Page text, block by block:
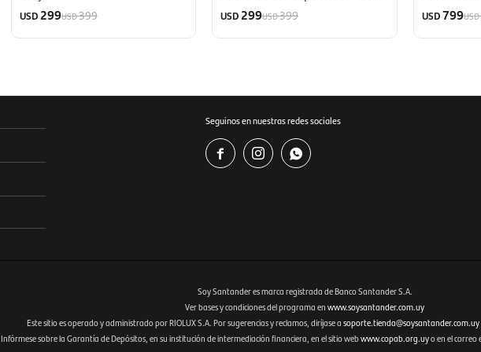
USD299USD399
Gris
USD299USD399
Negro
USD799USD
Seguinos en nuestras redes sociales
  
Soy Santander es marca registrada de Banco Santander S.A.
Ver bases y condiciones del programa en www.soysantander.com.uy
Este sitio es operado y administrado por RIOLUX S.A. Por sugerencias y reclamos, diríjase a soporte.tienda@soysantander.com.uy
Infórmese sobre la Garantía de Depósitos, en su institución de intermediación financiera, en el sitio webwww.copab.org.uyo en el correo